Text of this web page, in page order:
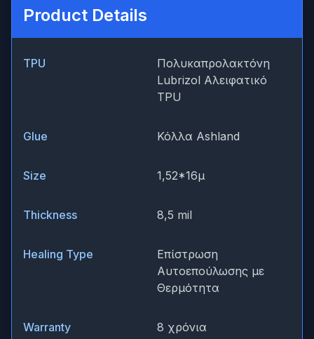
Product Details
TPU
Πολυκαπρολακτόνη
Lubrizol Αλειφατικό
TPU
Glue Κόλλα Ashland
Size 1,52*16μ
Thickness 8,5 mil
Healing Type
Επίστρωση
Αυτοεπούλωσης με
Θερμότητα
Warranty 8 χρόνια